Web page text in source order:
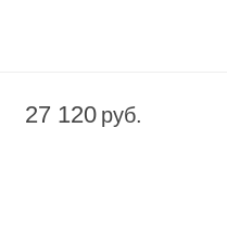
27 120 руб.